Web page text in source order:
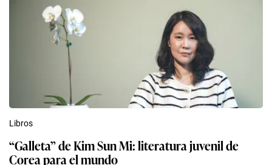
Libros
“Galleta” de Kim Sun Mi: literatura juvenil de
Corea para el mundo